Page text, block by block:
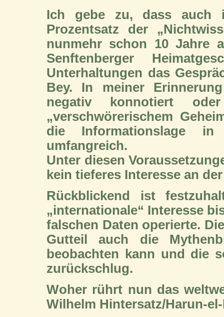
Ich gebe zu, dass auch
Prozentsatz der
nunmehr schon 10 Jahre
Senftenberger
Unterhaltungen das
Bey. In meiner
negativ konnotiert
„verschwörerischem
die Informationslage
umfangreich.
Unter diesen
kein tieferes Interesse an
Rückblickend ist
„internationale“ Interesse
falschen Daten operierte.
Gutteil auch die
beobachten kann und die
zurückschlug.
Woher rührt nun das
Wilhelm Hintersatz/Harun-